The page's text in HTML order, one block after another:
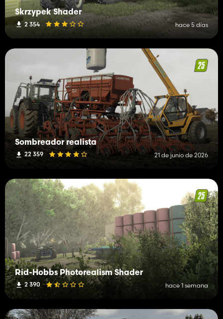
Skrzypek Shader
2 354 hace 5 días
Sombreador realista
22 359 21 de junio de 2026
Rid-Hobbs Photorealism Shader
2 390 hace 1 semana